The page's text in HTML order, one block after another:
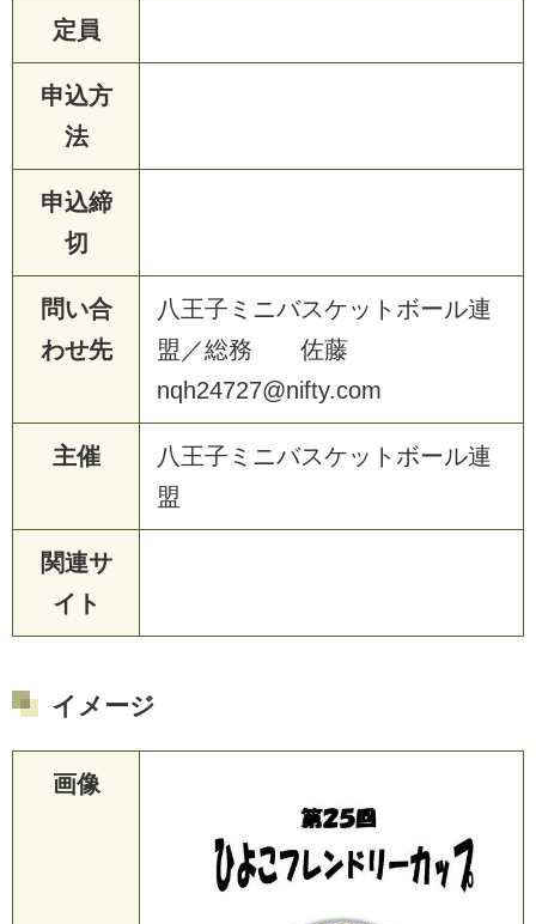
定員
申込方
法
申込締
切
問い合
わせ先
八王子 ミ ニバスケッ ト ボール連
盟 ／総務 佐藤
nqh24727@nifty.com
主催 八王子 ミ ニバスケッ ト ボール連
盟
関連サ
イト
イメージ
画像